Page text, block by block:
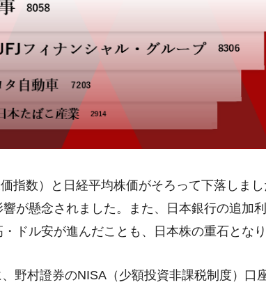
指数）と日経平均株価がそろって下落しま
が懸念されました。また、日本銀行の追加
ドル安が進んだことも、日本株の重石となり
野村證券のNISA（少額投資非課税制度）口